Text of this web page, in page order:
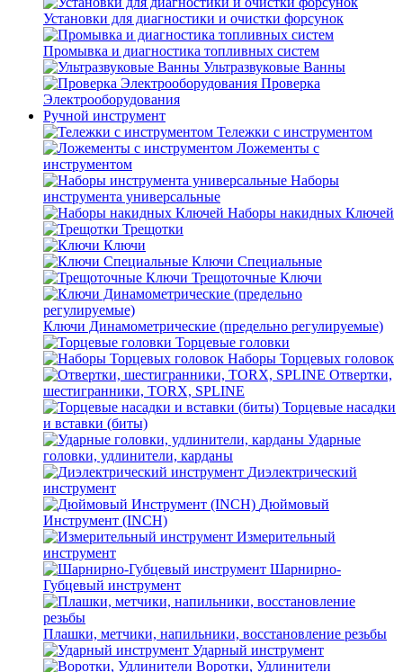
Установки для диагностики и очистки форсунок
Промывка и диагностика топливных систем
Ультразвуковые Ванны
Проверка
Электрооборудования
Ручной инструмент
Тележки с инструментом
Ложементы с
инструментом
Наборы
инструмента универсальные
Наборы накидных Ключей
Трещотки
Ключи
Ключи Специальные
Трещоточные Ключи
Ключи Динамометрические (предельно регулируемые)
Торцевые головки
Наборы Торцевых головок
Отвертки,
шестигранники, TORX, SPLINE
Торцевые насадки
и вставки (биты)
Ударные
головки, удлинители, карданы
Диэлектрический
инструмент
Дюймовый
Инструмент (INCH)
Измерительный
инструмент
Шарнирно-
Губцевый инструмент
Плашки, метчики, напильники, восстановление резьбы
Ударный инструмент
Воротки, Удлинители